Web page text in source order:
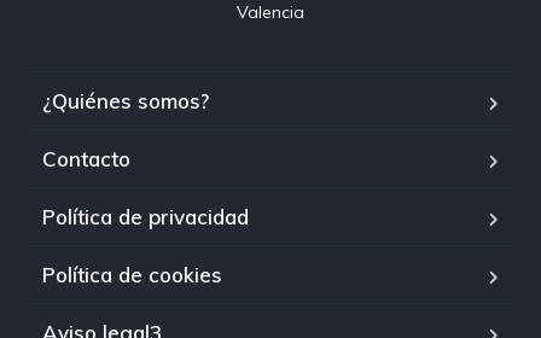
Valencia
¿Quiénes somos?
Contacto
Política de privacidad
Política de cookies
Aviso legal3